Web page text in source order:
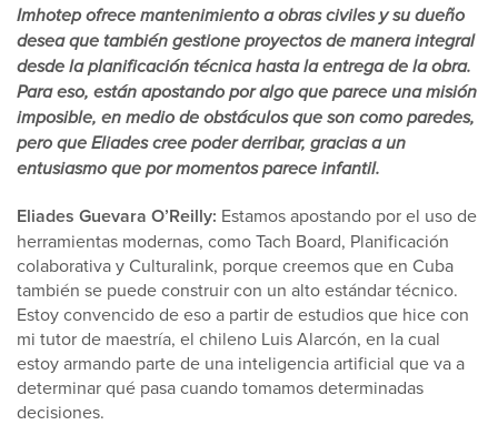
Imhotep ofrece mantenimiento a obras civiles y su dueño
desea que también gestione proyectos de manera integral
desde la planificación técnica hasta la entrega de la obra.
Para eso, están apostando por algo que parece una misión
imposible, en medio de obstáculos que son como paredes,
pero que Eliades cree poder derribar, gracias a un
entusiasmo que por momentos parece infantil.
Eliades Guevara O’Reilly: Estamos apostando por el uso de
herramientas modernas, como Tach Board, Planificación
colaborativa y Culturalink, porque creemos que en Cuba
también se puede construir con un alto estándar técnico.
Estoy convencido de eso a partir de estudios que hice con
mi tutor de maestría, el chileno Luis Alarcón, en la cual
estoy armando parte de una inteligencia artificial que va a
determinar qué pasa cuando tomamos determinadas
decisiones.